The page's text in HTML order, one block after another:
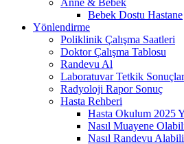
Bebek Dostu Hastane
Yönlendirme
Poliklinik Çalışma Saatleri
Doktor Çalışma Tablosu
Randevu Al
Laboratuvar Tetkik
Radyoloji Rapor Sonuç
Hasta Rehberi
Hasta Okulum 2025
Nasıl Muayene
Nasıl Randevu